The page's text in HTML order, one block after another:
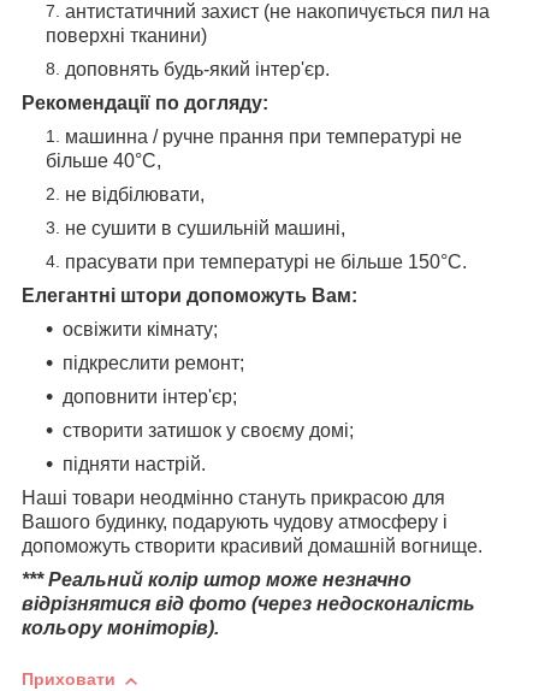
антистатичний захист (не накопичується пил на
поверхні тканини)
доповнять будь-який інтер'єр.
Рекомендації по догляду:
машинна / ручне прання при температурі не
більше 40°C,
не відбілювати,
не сушити в сушильній машині,
прасувати при температурі не більше 150°C.
Елегантні штори допоможуть Вам:
освіжити кімнату;
підкреслити ремонт;
доповнити інтер'єр;
створити затишок у своєму домі;
підняти настрій.
Наші товари неодмінно стануть прикрасою для
Вашого будинку, подарують чудову атмосферу і
допоможуть створити красивий домашній вогнище.
*** Реальний колір штор може незначно
відрізнятися від фото (через недосконалість
кольору моніторів).
Приховати